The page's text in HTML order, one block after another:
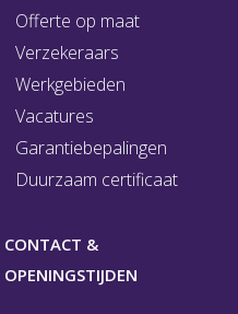
Offerte op maat
Verzekeraars
Werkgebieden
Vacatures
Garantiebepalingen
Duurzaam certificaat
CONTACT &
OPENINGSTIJDEN